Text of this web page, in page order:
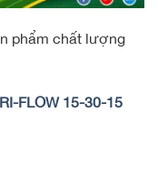
phẩm chất lượng
FLOW 15-30-15